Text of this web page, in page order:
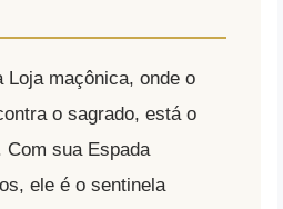
Loja maçônica, onde o
o sagrado, está o
Com sua Espada
ele é o sentinela